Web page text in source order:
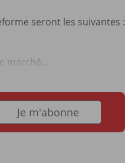
seront les suivantes :
Je m'abonne